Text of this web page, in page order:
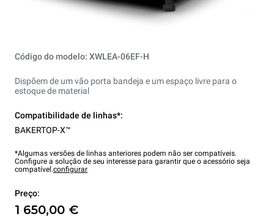
Código do modelo: XWLEA-06EF-H
Dispõem de um vão porta bandeja e um espaço livre para o
estoque de material
Compatibilidade de linhas*:
BAKERTOP-X™
*Algumas versões de linhas anteriores podem não ser compatíveis.
Configure a solução de seu interesse para garantir que o acessório seja
compatível.configurar
Preço:
1 650,00 €